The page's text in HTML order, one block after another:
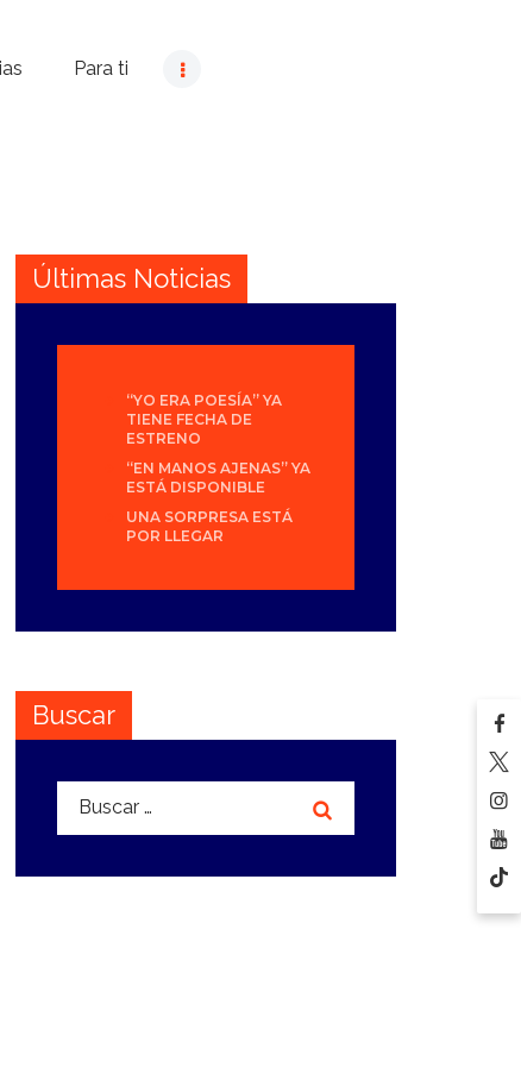
Para ti
Últimas Noticias
“YO ERA POESÍA” YA
TIENE FECHA DE
ESTRENO
“EN MANOS AJENAS” YA
ESTÁ DISPONIBLE
UNA SORPRESA ESTÁ
POR LLEGAR
Buscar
Buscar: